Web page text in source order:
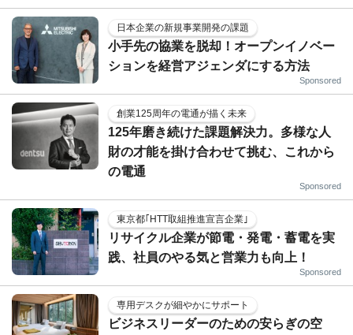
日本企業の新規事業開発の課題
小手先の協業を脱却！オープンイノベー
ションを経営アジェンダにする方法
Sponsored
創業125周年の電通が描く未来
125年磨き続けた課題解決力。多様な人
財の才能を掛け合わせて挑む、これから
の電通
Sponsored
東京都｢HTT取組推進宣言企業｣
リサイクル企業が節電・発電・蓄電を実
践、社員のやる気と営業力も向上！
Sponsored
専用デスクが細やかにサポート
ビジネスリーダーのための安らぎの空